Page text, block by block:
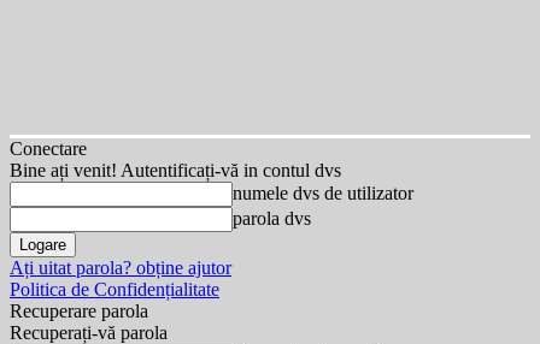
Conectare
Bine ați venit! Autentificați-vă in contul dvs
numele dvs de utilizator
parola dvs
Ați uitat parola? obține ajutor
Politica de Confidențialitate
Recuperare parola
Recuperați-vă parola